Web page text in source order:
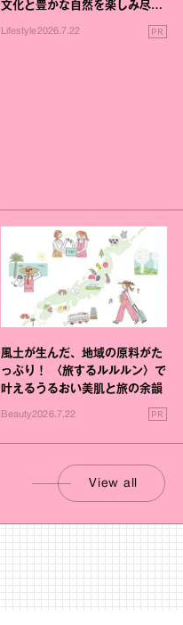
文化と豊かな自然を楽しみ尽く
Lifestyle2026.7.22 PR
風土が生んだ、地域の原料がた
っぷり！ 〈旅するルルルン〉で
叶えるうるおい美肌と旅の余韻
Beauty2026.7.22 PR
View all